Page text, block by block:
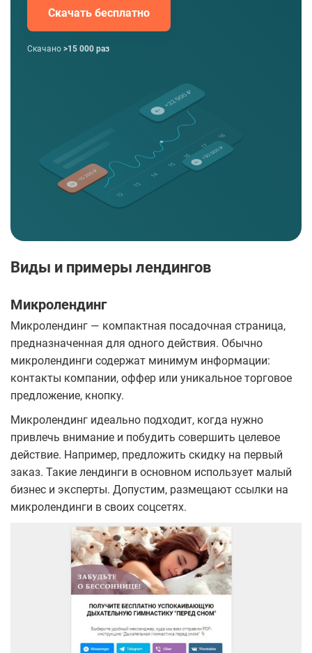
Скачать бесплатно
Скачано >15 000 раз
Виды и примеры лендингов
Микролендинг
Микролендинг — компактная посадочная страница,
предназначенная для одного действия. Обычно
микролендинги содержат минимум информации:
контакты компании, оффер или уникальное торговое
предложение, кнопку.
Микролендинг идеально подходит, когда нужно
привлечь внимание и побудить совершить целевое
действие. Например, предложить скидку на первый
заказ. Такие лендинги в основном использует малый
бизнес и эксперты. Допустим, размещают ссылки на
микролендинги в своих соцсетях.